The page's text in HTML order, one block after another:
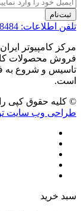
ثبت‌نام
تلفن اطلاعات: 88898484
مرکز کامپیوتر
است.
© کلیه حقوق کپی
طراحی وب سایت
سبد خرید